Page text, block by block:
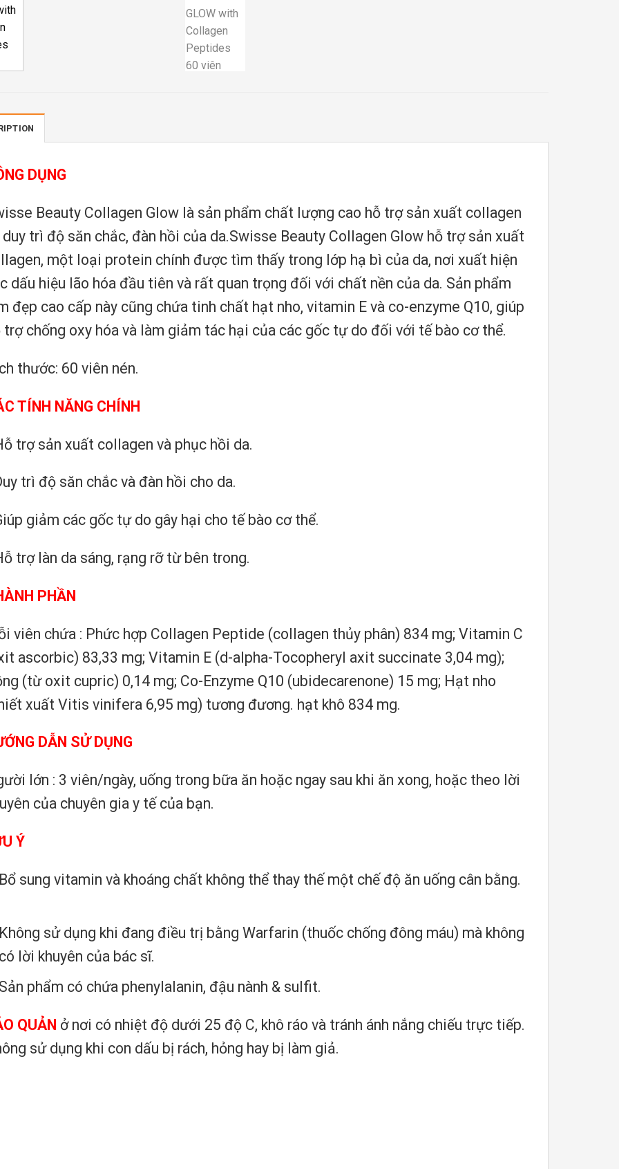
DỤNG
Beauty Collagen Glow là sản phẩm chất lượng cao hỗ trợ sản xuất collagen
duy trì độ săn chắc, đàn hồi của da.Swisse Beauty Collagen Glow hỗ trợ sản xuất
một loại protein chính được tìm thấy trong lớp hạ bì của da, nơi xuất hiện
dấu hiệu lão hóa đầu tiên và rất quan trọng đối với chất nền của da. Sản phẩm
đẹp cao cấp này cũng chứa tinh chất hạt nho, vitamin E và co-enzyme Q10, giúp
trợ chống oxy hóa và làm giảm tác hại của các gốc tự do đối với tế bào cơ thể.
thước: 60 viên nén.
TÍNH NĂNG CHÍNH
trợ sản xuất collagen và phục hồi da.
trì độ săn chắc và đàn hồi cho da.
giảm các gốc tự do gây hại cho tế bào cơ thể.
trợ làn da sáng, rạng rỡ từ bên trong.
PHẦN
viên chứa : Phức hợp Collagen Peptide (collagen thủy phân) 834 mg; Vitamin C
ascorbic) 83,33 mg; Vitamin E (d-alpha-Tocopheryl axit succinate 3,04 mg);
(từ oxit cupric) 0,14 mg; Co-Enzyme Q10 (ubidecarenone) 15 mg; Hạt nho
xuất Vitis vinifera 6,95 mg) tương đương. hạt khô 834 mg.
DẪN SỬ DỤNG
lớn : 3 viên/ngày, uống trong bữa ăn hoặc ngay sau khi ăn xong, hoặc theo lời
của chuyên gia y tế của bạn.
Ý
sung vitamin và khoáng chất không thể thay thế một chế độ ăn uống cân bằng.
sử dụng khi đang điều trị bằng Warfarin (thuốc chống đông máu) mà không
lời khuyên của bác sĩ.
phẩm có chứa phenylalanin, đậu nành & sulfit.
QUẢN ở nơi có nhiệt độ dưới 25 độ C, khô ráo và tránh ánh nắng chiếu trực tiếp.
sử dụng khi con dấu bị rách, hỏng hay bị làm giả.